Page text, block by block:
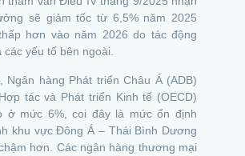
sẽ giảm tốc từ 6,5% năm 2025
hơn vào năm 2026 do tác động
yếu tố bên ngoài.
Ngân hàng Phát triển Châu Á (ADB)
tác và Phát triển Kinh tế (OECD)
ở mức 6%, coi đây là mức ổn định
khu vực Đông Á – Thái Bình Dương
hơn. Các ngân hàng thương mại